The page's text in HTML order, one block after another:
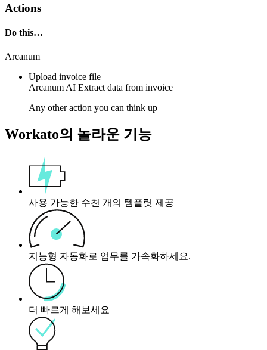
Actions
Do this…
Arcanum
Upload invoice file
Arcanum AI Extract data from invoice
Any other action you can think up
Workato의 놀라운 기능
사용 가능한 수천 개의 템플릿 제공
지능형 자동화로 업무를 가속화하세요.
더 빠르게 해보세요